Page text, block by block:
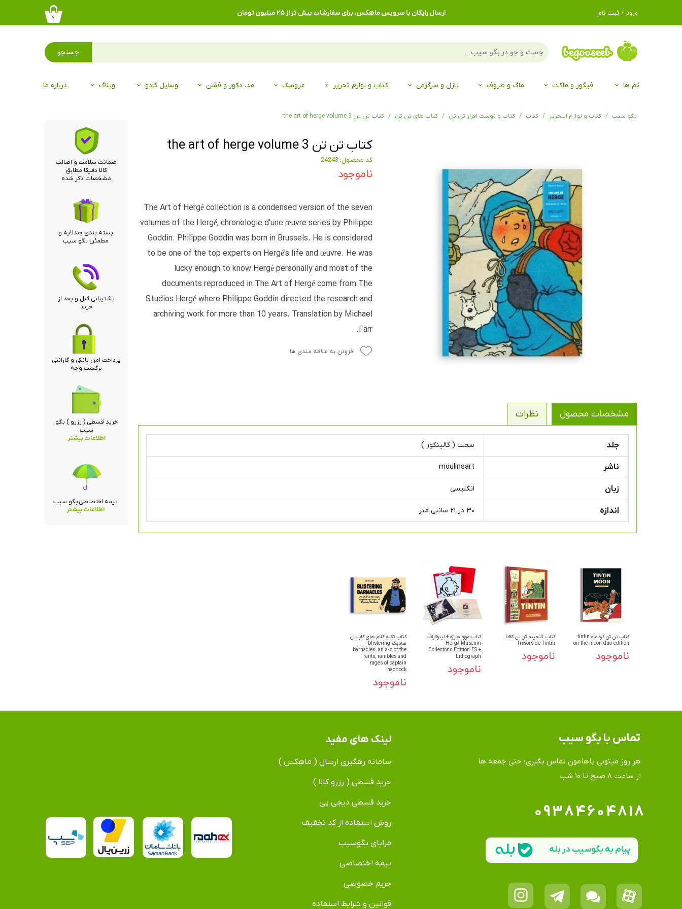
۰ ورود / ثبت نام
حساب کاربری من
تغییر گذر واژه
خروج از حساب
ارسال رایگان با سرویس ماهِکس، برای سفارشات بیش تر از ۲۵ میلیون تومان
جستجو
تم ها فیگور و ماکت ماگ و ظروف پازل و سرگرمی کتاب و لوازم تحریر عروسک مد، دکور و فشن وسایل کادو وبلاگ درباره ما
بگو سیب کتاب و لوازم التحریر کتاب کتاب و نوشت افزار تن تن کتاب های تن تن کتاب تن تن the art of herge volume 3
کتاب تن تن the art of herge volume 3
کد محصول: 24243
ناموجود
The Art of Hergé collection is a condensed version of the seven
volumes of the Hergé, chronologie d'une œuvre series by Philippe
Goddin. Philippe Goddin was born in Brussels. He is considered
to be one of the top experts on Hergé's life and œuvre. He was
lucky enough to know Hergé personally and most of the
documents reproduced in The Art of Hergé come from The
Studios Hergé where Philippe Goddin directed the research and
archiving work for more than 10 years. Translation by Michael
Farr.
افزودن به علاقه مندی ها
مشخصات محصول نظرات
جلد سخت ( گالینگور )
ناشر moulinsart
زبان انگلیسی
اندازه ۳۰ در ۲۱ سانتی متر
کتاب تن تن کره ماه tintin
on the moon duo edition
ناموجود
کتاب گنجینه تن تن Les
Trésors de Tintin
ناموجود
کتاب موزه هرژه + لیتوگراف
Hergé Museum
Collector's Edition ES +
Lithograph
ناموجود
کتاب تکیه کلام های کاپیتان
هادوک blistering
barnacles: an a-z of the
rants, rambles and
rages of captain
haddock
ناموجود
ضمانت سلامت و اصالت
کالا دقیقا مطابق
مشخصات ذکر شده
بسته بندی چندلایه و
مطمئن بگو سیب
پشتیبانی قبل و بعد از
خرید
خرید قسطی ( رزرو ) بگو
سیب
اطلاعات بیشتر
پرداخت امن بانکی و گارانتی
برگشت وجه
بیمه اختصاصی بگو سیب
اطلاعات بیشتر
هر روز میتونی باهامون تماس بگیری؛ حتی جمعه ها
​​​​​​​از ساعت ۸ صبح تا ۱۰ شب
تماس​​​​​​​ با بگو سیب لینک های مفید
سامانه رهگیری ارسال ( ماهِکس )
خرید قسطی ( رزرو کالا )
خرید قسطی دیجی پی
روش استفاده از کد تخفیف
مزایای بگوسیب
بیمه اختصاصی
حریم خصوصی
قوانین و شرایط استفاده
۰۹۳۸۴۶۰۴۸۱۸
پیام به بگوسیب در بله